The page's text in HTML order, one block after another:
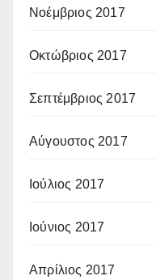
Νοέμβριος 2017
Οκτώβριος 2017
Σεπτέμβριος 2017
Αύγουστος 2017
Ιούλιος 2017
Ιούνιος 2017
Απρίλιος 2017